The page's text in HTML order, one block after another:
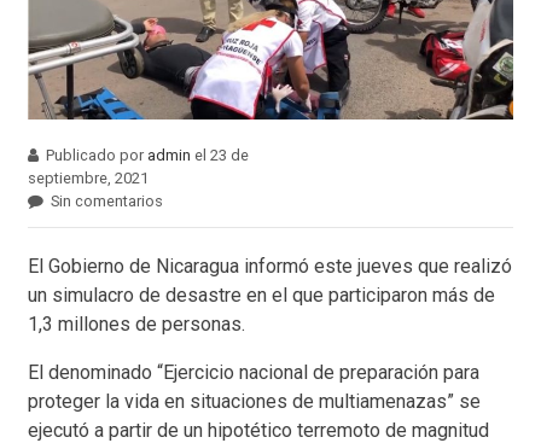
Publicado por admin el 23 de
septiembre, 2021
Sin comentarios
El Gobierno de Nicaragua informó este jueves que realizó
un simulacro de desastre en el que participaron más de
1,3 millones de personas.
El denominado “Ejercicio nacional de preparación para
proteger la vida en situaciones de multiamenazas” se
ejecutó a partir de un hipotético terremoto de magnitud